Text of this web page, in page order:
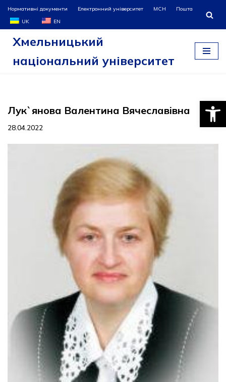
Перейти
до
Нормативні документи Електронний університет МСН
Пошта
UK
EN
Хмельницький
національний університет
Лук`янова Валентина Вячеславівна
28.04.2022